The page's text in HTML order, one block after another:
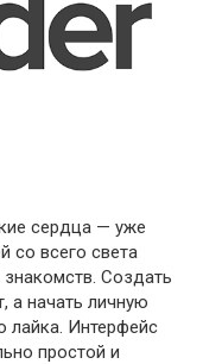
сердца — уже
со всего света
знакомств. Создать
а начать личную
лайка. Интерфейс
простой и